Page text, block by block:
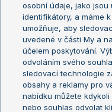
Žebříček WTA (ženy)
Sázkařský žebříček
Aktualní trendy
osobní údaje, jako jsou
identifikátory, a máme
umožňuje, aby
uvedené v části My a
účelem poskytování.
odvoláním svého
sledovací technologie
obsahy a reklamy pro
nabídku můžete
nebo souhlas odvolat